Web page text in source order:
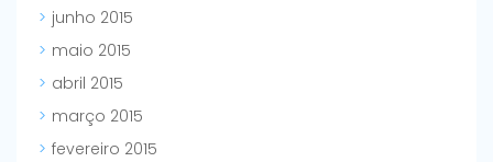
junho 2015
maio 2015
abril 2015
março 2015
fevereiro 2015